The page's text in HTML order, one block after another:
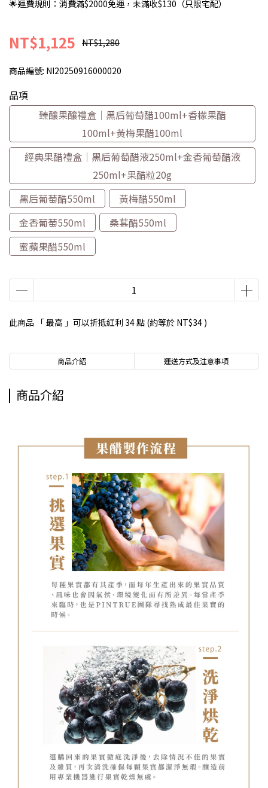
🌟運費規則：消費滿$2000免運，未滿收$130（只限宅配）
NT$1,125 NT$1,280
商品編號: NI20250916000020
品項
臻釀果釀禮盒｜黑后葡萄醋100ml+香檬果醋
100ml+黃梅果醋100ml
經典果醋禮盒｜黑后葡萄醋液250ml+金香葡萄醋液
250ml+果醋粒20g
黑后葡萄醋550ml
黃梅醋550ml
金香葡萄550ml
桑葚醋550ml
蜜蘋果醋550ml
此商品 「 最高 」可以折抵紅利 34點 (約等於 NT$34 )
商品介紹 運送方式及注意事項
商品介紹